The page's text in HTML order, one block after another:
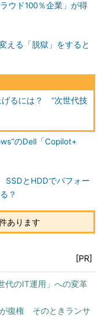
ウド100％企業」が得
える「脱獄」をすると
げるには？ “次世代技
のDell「Copilot+
SSDとHDDでパフォー
？
あります
[PR]
のIT運用」への変革
復権 そのときランサ